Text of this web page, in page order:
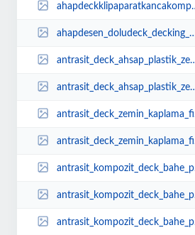
ahapdeckklipaparatkancakompozitwpc.jpg
ahapdesen_doludeck_decking_wpc_kompozit_zemin_garden_bahe_terrace_teras_ahapz...
antrasit_deck_ahsap_plastik_zemin_cephe_kompozit.jpeg
antrasit_deck_ahsap_plastik_zemin_cephe_kompozit_1.jpeg
antrasit_deck_zemin_kaplama_fiyat_montaj_ahap_kompozitparke.jpeg
antrasit_deck_zemin_kaplama_fiyat_montaj_ahap_kompozitparke_1.jpeg
antrasit_kompozit_deck_bahe_plastik_ahap_zemin_duvar_kaplama.jpeg
antrasit_kompozit_deck_bahe_plastik_ahap_zemin_duvar_kaplama_1.jpeg
antrasit_kompozit_deck_bahe_plastik_ahap_zemin_duvar_kaplama_fiyatlar.jpeg